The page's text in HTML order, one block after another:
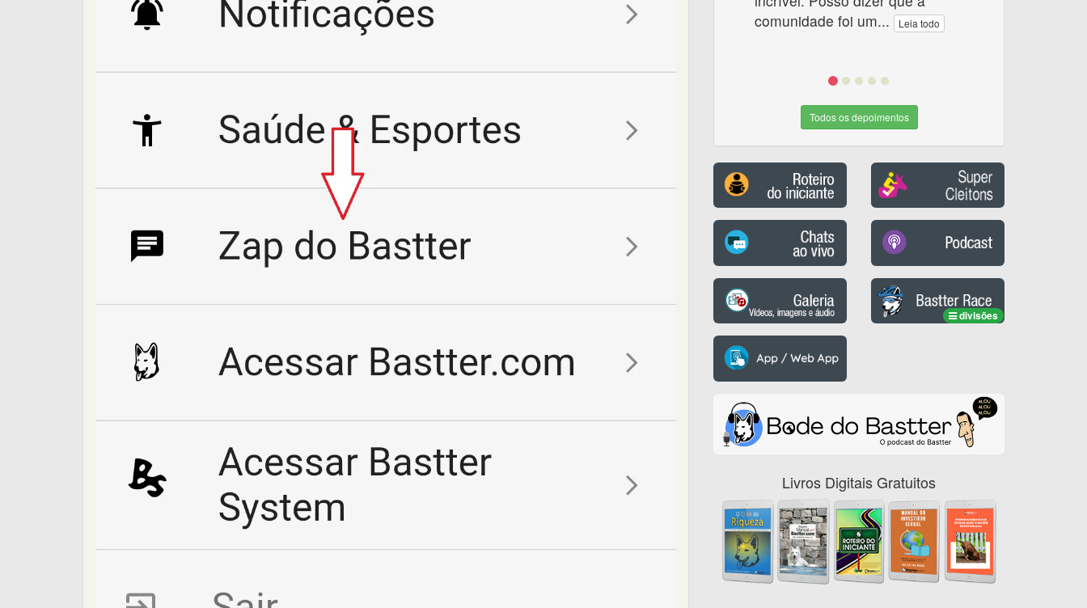
comunidade foi um... Leia todo
Todos os depoimentos
divisões
Livros Digitais Gratuitos